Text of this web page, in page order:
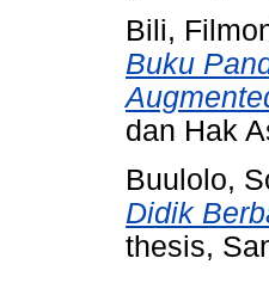
Bili,
Buku
dan Hak
Buulolo,
Didik
thesis,